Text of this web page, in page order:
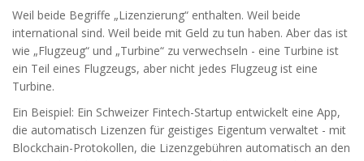
Weil beide Begriffe „Lizenzierung“ enthalten. Weil beide
international sind. Weil beide mit Geld zu tun haben. Aber das ist
wie „Flugzeug“ und „Turbine“ zu verwechseln - eine Turbine ist
ein Teil eines Flugzeugs, aber nicht jedes Flugzeug ist eine
Turbine.
Ein Beispiel: Ein Schweizer Fintech-Startup entwickelt eine App,
die automatisch Lizenzen für geistiges Eigentum verwaltet - mit
Blockchain-Protokollen, die Lizenzgebühren automatisch an den